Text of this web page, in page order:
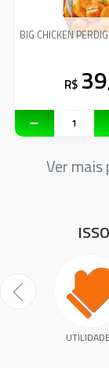
BIG CHICKEN
R$ 39
Ver